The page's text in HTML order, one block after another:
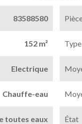
83588580
152 m²
Electrique
Chauffe-eau
toutes eaux État